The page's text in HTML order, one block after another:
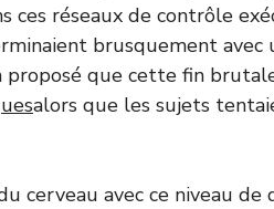
ces réseaux de contrôle
brusquement
proposé que cette fin
alors que les sujets
cerveau avec ce niveau